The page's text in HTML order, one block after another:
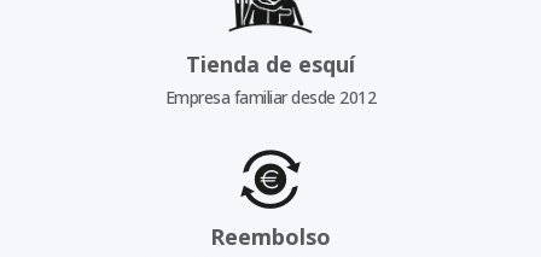
Tienda de esquí
Empresa familiar desde 2012
Reembolso